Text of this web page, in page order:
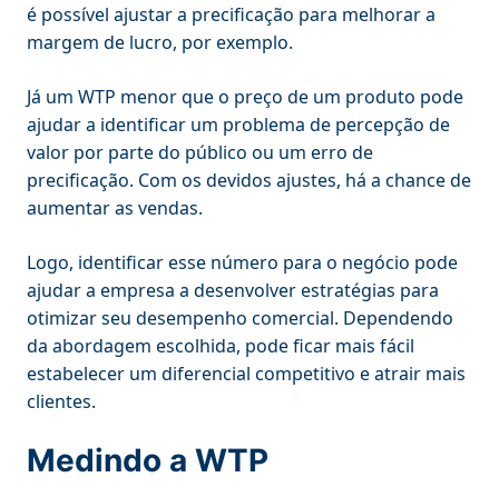
é possível ajustar a precificação para melhorar a
margem de lucro, por exemplo.
Já um WTP menor que o preço de um produto pode
ajudar a identificar um problema de percepção de
valor por parte do público ou um erro de
precificação. Com os devidos ajustes, há a chance de
aumentar as vendas.
Logo, identificar esse número para o negócio pode
ajudar a empresa a desenvolver estratégias para
otimizar seu desempenho comercial. Dependendo
da abordagem escolhida, pode ficar mais fácil
estabelecer um diferencial competitivo e atrair mais
clientes.
Medindo a WTP